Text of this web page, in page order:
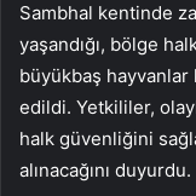
Sambhal kentinde
yaşandığı, bölge
büyükbaş
edildi. Yetkililer,
halk güvenliğini
alınacağını duyurdu.